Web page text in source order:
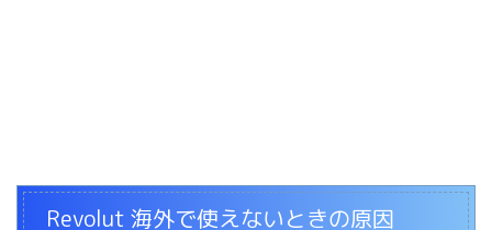
Revolut 海外で使えないときの原因